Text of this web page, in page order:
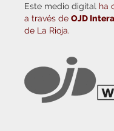
Este medio digital ha
a través de OJD
de La Rioja.